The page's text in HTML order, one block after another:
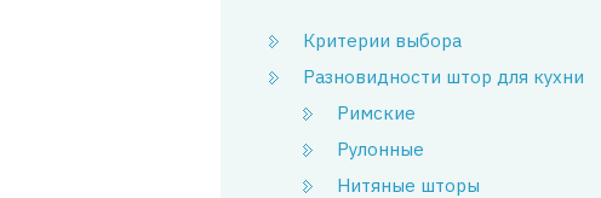
Критерии выбора
Разновидности штор для кухни
Римские
Рулонные
Нитяные шторы